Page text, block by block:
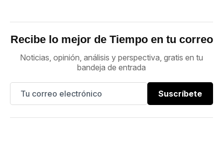
Recibe lo mejor de Tiempo en tu correo
Noticias, opinión, análisis y perspectiva, gratis en tu
bandeja de entrada
Suscríbete